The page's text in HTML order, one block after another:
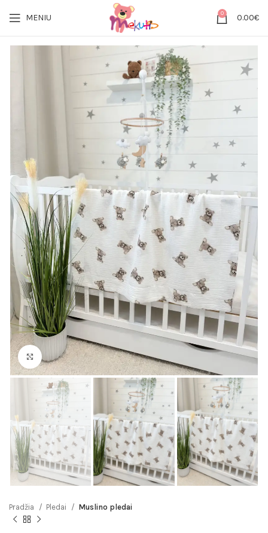
MENIU 0 0.00€
Click to enlarge
Pradžia Pledai Muslino pledai